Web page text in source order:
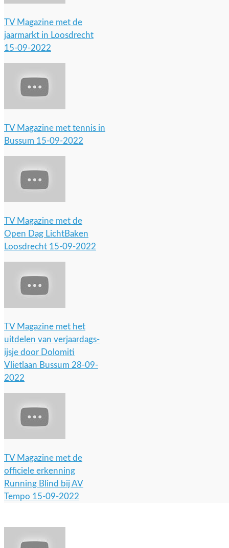
TV Magazine met de
jaarmarkt in Loosdrecht
15-09-2022
TV Magazine met tennis in
Bussum 15-09-2022
TV Magazine met de
Open Dag LichtBaken
Loosdrecht 15-09-2022
TV Magazine met het
uitdelen van verjaardags-
ijsje door Dolomiti
Vlietlaan Bussum 28-09-
2022
TV Magazine met de
officiele erkenning
Running Blind bij AV
Tempo 15-09-2022